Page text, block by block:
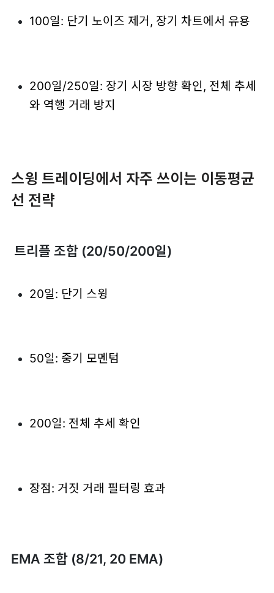
100일: 단기 노이즈 제거, 장기 차트에서 유용
200일/250일: 장기 시장 방향 확인, 전체 추세
와 역행 거래 방지
스윙 트레이딩에서 자주 쓰이는 이동평균
선 전략
트리플 조합 (20/50/200일)
20일: 단기 스윙
50일: 중기 모멘텀
200일: 전체 추세 확인
장점: 거짓 거래 필터링 효과
EMA 조합 (8/21, 20 EMA)